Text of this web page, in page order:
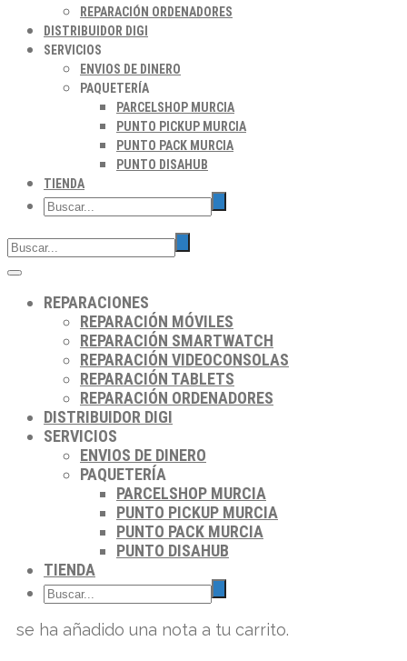
REPARACIÓN ORDENADORES
DISTRIBUIDOR DIGI
SERVICIOS
ENVIOS DE DINERO
PAQUETERÍA
PARCELSHOP MURCIA
PUNTO PICKUP MURCIA
PUNTO PACK MURCIA
PUNTO DISAHUB
TIENDA
REPARACIONES
REPARACIÓN MÓVILES
REPARACIÓN SMARTWATCH
REPARACIÓN VIDEOCONSOLAS
REPARACIÓN TABLETS
REPARACIÓN ORDENADORES
DISTRIBUIDOR DIGI
SERVICIOS
ENVIOS DE DINERO
PAQUETERÍA
PARCELSHOP MURCIA
PUNTO PICKUP MURCIA
PUNTO PACK MURCIA
PUNTO DISAHUB
TIENDA
se ha añadido una nota a tu carrito.